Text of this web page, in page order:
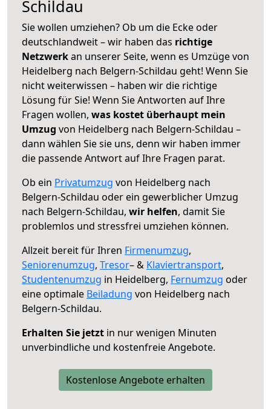
Schildau
Sie wollen umziehen? Ob um die Ecke oder
deutschlandweit – wir haben das richtige
Netzwerkan unserer Seite, wenn es Umzüge von
Heidelberg nach Belgern-Schildau geht! Wenn Sie
nicht weiterwissen – haben wir die richtige
Lösung für Sie! Wenn Sie Antworten auf Ihre
Fragen wollen, was kostet überhaupt mein
Umzug von Heidelberg nach Belgern-Schildau –
dann wählen Sie sie uns, denn wir haben immer
die passende Antwort auf Ihre Fragen parat.
Ob ein Privatumzug von Heidelberg nach
Belgern-Schildau oder ein gewerblicher Umzug
nach Belgern-Schildau, wir helfen, damit Sie
problemlos und stressfrei umziehen können.
Allzeit bereit für Ihren Firmenumzug,
Seniorenumzug, Tresor– & Klaviertransport,
Studentenumzug in Heidelberg, Fernumzug oder
eine optimale Beiladung von Heidelberg nach
Belgern-Schildau.
Erhalten Sie jetzt in nur wenigen Minuten
unverbindliche und kostenfreie Angebote.
Kostenlose Angebote erhalten